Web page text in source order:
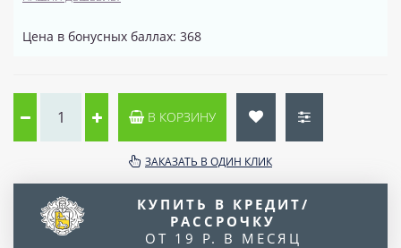
Цена в бонусных баллах: 368
В КОРЗИНУ
ЗАКАЗАТЬ В ОДИН КЛИК
КУПИТЬ В КРЕДИТ/
РАССРОЧКУ
ОТ 19 Р. В МЕСЯЦ